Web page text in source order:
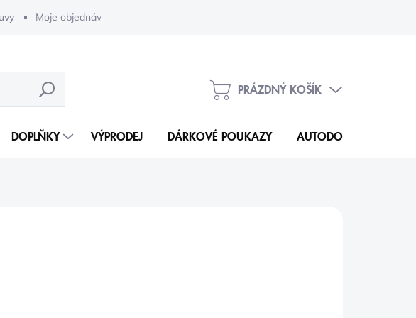
Moje objednávka
HLEDAT
NÁKUPNÍ
PRÁZDNÝ KOŠÍK
DOPLŇKY VÝPRODEJ DÁRKOVÉ POUKAZY AUTODOPLŇKY